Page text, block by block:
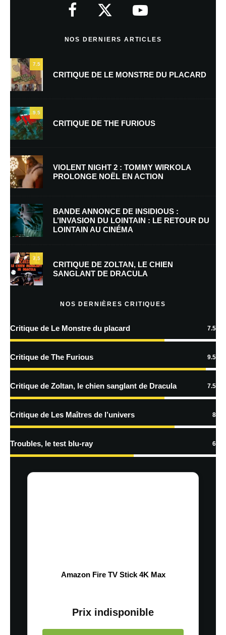
Nom*
E-mail
Enregistrer mon nom, mon e-mail et mon site dans le navigateur pour
mon prochain commentaire.
Prévenez-moi de tous les nouveaux commentaires par e-mail.
Prévenez-moi de tous les nouveaux articles par e-mail.
En savoir
traitées
NOS DERNIERS ARTICLES
7.5
CRITIQUE DE LE MONSTRE DU PLACARD
9.5
CRITIQUE DE THE FURIOUS
VIOLENT NIGHT 2 : TOMMY WIRKOLA
PROLONGE NOËL EN ACTION
BANDE ANNONCE DE INSIDIOUS :
L’INVASION DU LOINTAIN : LE RETOUR DU
LOINTAIN AU CINÉMA
7.5
CRITIQUE DE ZOLTAN, LE CHIEN
SANGLANT DE DRACULA
NOS DERNIÈRES CRITIQUES
Critique de Le Monstre du placard 7.5
Critique de The Furious 9.5
Critique de Zoltan, le chien sanglant de Dracula 7.5
Critique de Les Maîtres de l’univers 8
Troubles, le test blu-ray 6
Amazon Fire TV Stick 4K Max
Prix indisponible